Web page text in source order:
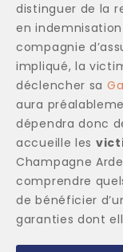
distinguer de la
en
compagnie
impliqué, la
déclencher sa
aura
dépendra donc
accueille les
Champagne
comprendre
de bénéficier
garanties dont